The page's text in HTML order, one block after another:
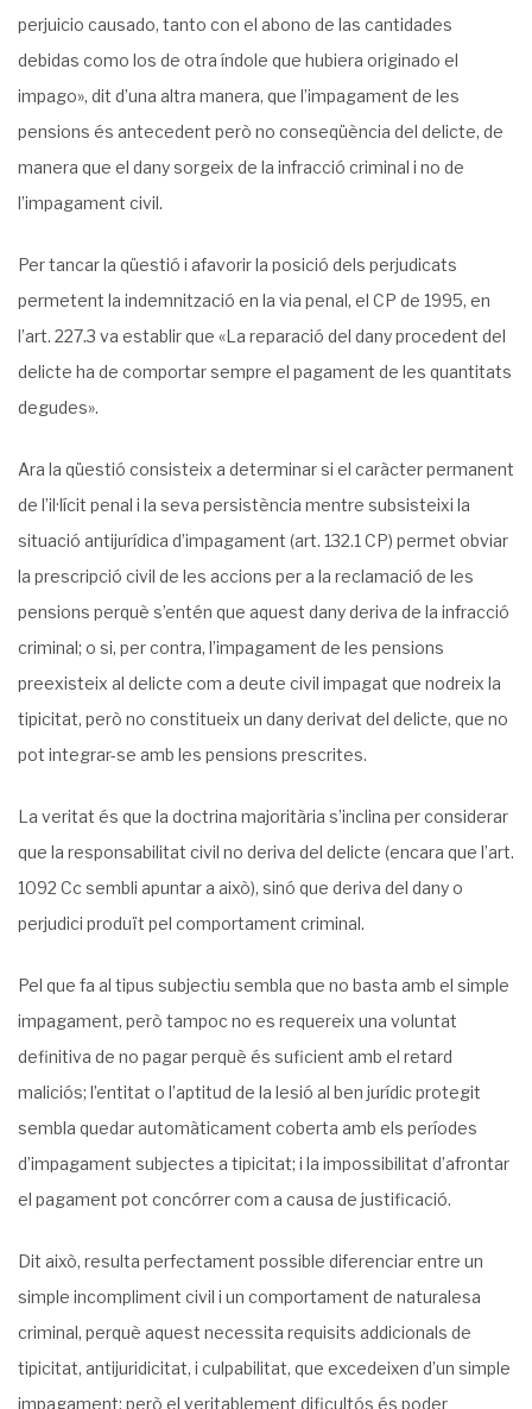
perjuicio causado, tanto con el abono de las cantidades
debidas como los de otra índole que hubiera originado el
impago», dit d’una altra manera, que l’impagament de les
pensions és antecedent però no conseqüència del delicte, de
manera que el dany sorgeix de la infracció criminal i no de
l’impagament civil.
Per tancar la qüestió i afavorir la posició dels perjudicats
permetent la indemnització en la via penal, el CP de 1995, en
l’art. 227.3 va establir que «La reparació del dany procedent del
delicte ha de comportar sempre el pagament de les quantitats
degudes».
Ara la qüestió consisteix a determinar si el caràcter permanent
de l’il·lícit penal i la seva persistència mentre subsisteixi la
situació antijurídica d’impagament (art. 132.1 CP) permet obviar
la prescripció civil de les accions per a la reclamació de les
pensions perquè s’entén que aquest dany deriva de la infracció
criminal; o si, per contra, l’impagament de les pensions
preexisteix al delicte com a deute civil impagat que nodreix la
tipicitat, però no constitueix un dany derivat del delicte, que no
pot integrar-se amb les pensions prescrites.
La veritat és que la doctrina majoritària s’inclina per considerar
que la responsabilitat civil no deriva del delicte (encara que l’art.
1092 Cc sembli apuntar a això), sinó que deriva del dany o
perjudici produït pel comportament criminal.
Pel que fa al tipus subjectiu sembla que no basta amb el simple
impagament, però tampoc no es requereix una voluntat
definitiva de no pagar perquè és suficient amb el retard
maliciós; l’entitat o l’aptitud de la lesió al ben jurídic protegit
sembla quedar automàticament coberta amb els períodes
d’impagament subjectes a tipicitat; i la impossibilitat d’afrontar
el pagament pot concórrer com a causa de justificació.
Dit això, resulta perfectament possible diferenciar entre un
simple incompliment civil i un comportament de naturalesa
criminal, perquè aquest necessita requisits addicionals de
tipicitat, antijuridicitat, i culpabilitat, que excedeixen d’un simple
impagament; però el veritablement dificultós és poder